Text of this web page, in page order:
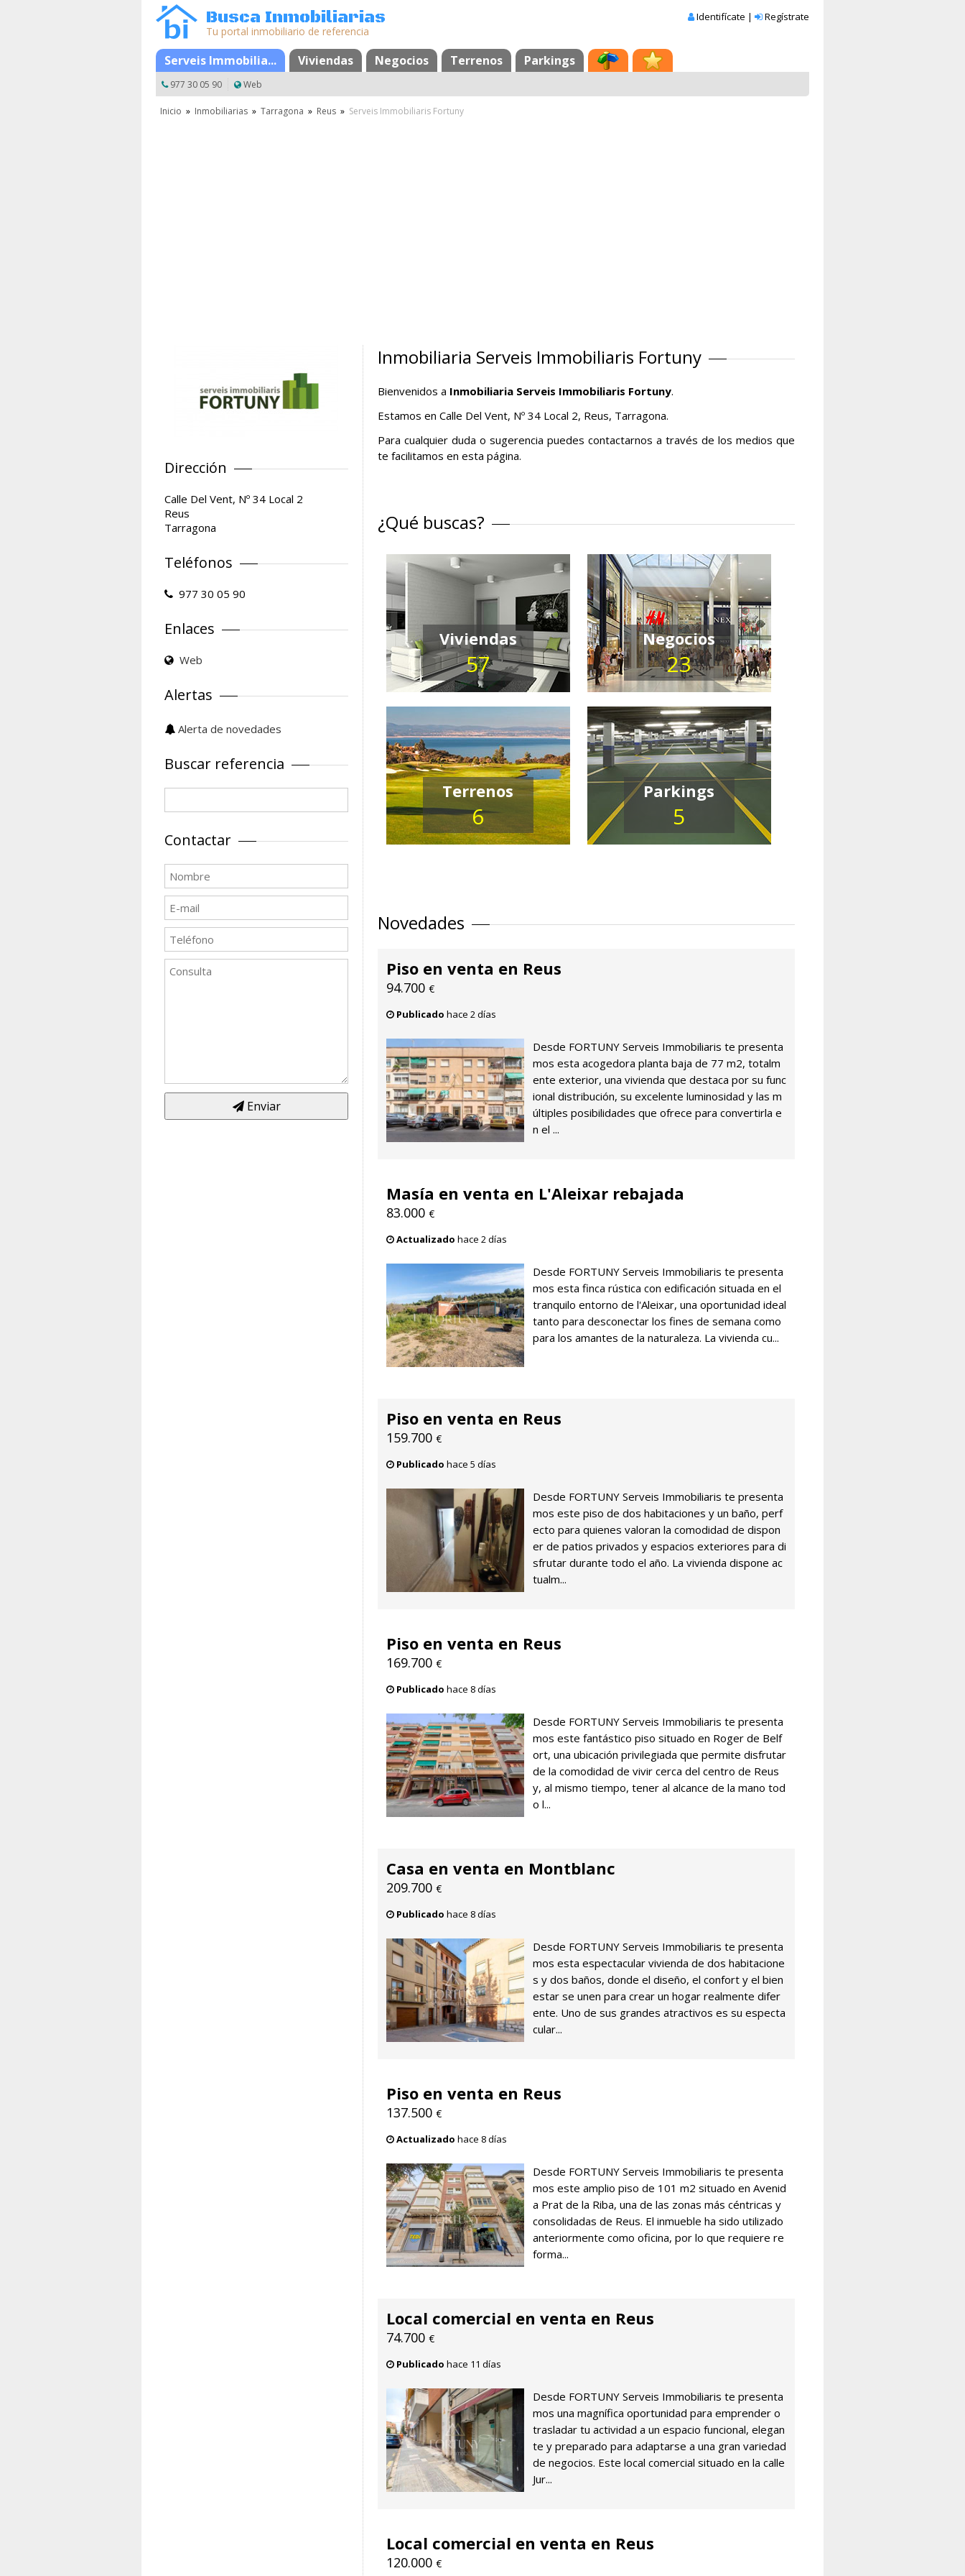
Busca Inmobiliarias
Tu portal inmobiliario de referencia
Identifícate | Regístrate
Serveis Immobilia... Viviendas Negocios Terrenos Parkings
MapaFavoritos
977 30 05 90 Web
Inicio » Inmobiliarias » Tarragona » Reus » Serveis Immobiliaris Fortuny
Dirección
Calle Del Vent, Nº 34 Local 2
Reus
Tarragona
Teléfonos
977 30 05 90
Enlaces
Web
Alertas
Alerta de novedades
Buscar referencia
Contactar
Enviar
Inmobiliaria Serveis Immobiliaris Fortuny
Bienvenidos a Inmobiliaria Serveis Immobiliaris Fortuny.
Estamos en Calle Del Vent, Nº 34 Local 2, Reus, Tarragona.
Para cualquier duda o sugerencia puedes contactarnos a través de los medios que
te facilitamos en esta página.
¿Qué buscas?
Viviendas
57
Negocios
23
Terrenos
6
Parkings
5
Novedades
Piso en venta en Reus
94.700 €
Publicado hace 2 días
Desde FORTUNY Serveis Immobiliaris te presenta
mos esta acogedora planta baja de 77 m2, totalm
ente exterior, una vivienda que destaca por su func
ional distribución, su excelente luminosidad y las m
últiples posibilidades que ofrece para convertirla e
n el ...
Masía en venta en L'Aleixar rebajada
83.000 €
Actualizado hace 2 días
Desde FORTUNY Serveis Immobiliaris te presenta
mos esta finca rústica con edificación situada en el
tranquilo entorno de l'Aleixar, una oportunidad ideal
tanto para desconectar los fines de semana como
para los amantes de la naturaleza. La vivienda cu...
Piso en venta en Reus
159.700 €
Publicado hace 5 días
Desde FORTUNY Serveis Immobiliaris te presenta
mos este piso de dos habitaciones y un baño, perf
ecto para quienes valoran la comodidad de dispon
er de patios privados y espacios exteriores para di
sfrutar durante todo el año. La vivienda dispone ac
tualm...
Piso en venta en Reus
169.700 €
Publicado hace 8 días
Desde FORTUNY Serveis Immobiliaris te presenta
mos este fantástico piso situado en Roger de Belf
ort, una ubicación privilegiada que permite disfrutar
de la comodidad de vivir cerca del centro de Reus
y, al mismo tiempo, tener al alcance de la mano tod
o l...
Casa en venta en Montblanc
209.700 €
Publicado hace 8 días
Desde FORTUNY Serveis Immobiliaris te presenta
mos esta espectacular vivienda de dos habitacione
s y dos baños, donde el diseño, el confort y el bien
estar se unen para crear un hogar realmente difer
ente. Uno de sus grandes atractivos es su especta
cular...
Piso en venta en Reus
137.500 €
Actualizado hace 8 días
Desde FORTUNY Serveis Immobiliaris te presenta
mos este amplio piso de 101 m2 situado en Avenid
a Prat de la Riba, una de las zonas más céntricas y
consolidadas de Reus. El inmueble ha sido utilizado
anteriormente como oficina, por lo que requiere re
forma...
Local comercial en venta en Reus
74.700 €
Publicado hace 11 días
Desde FORTUNY Serveis Immobiliaris te presenta
mos una magnífica oportunidad para emprender o
trasladar tu actividad a un espacio funcional, elegan
te y preparado para adaptarse a una gran variedad
de negocios. Este local comercial situado en la calle
Jur...
Local comercial en venta en Reus
120.000 €